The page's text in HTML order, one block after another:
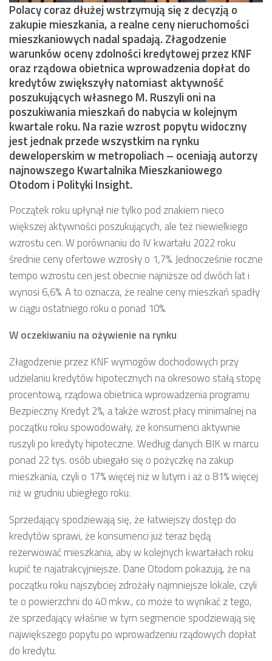
Polacy coraz dłużej wstrzymują się z decyzją o
zakupie mieszkania, a realne ceny nieruchomości
mieszkaniowych nadal spadają. Złagodzenie
warunków oceny zdolności kredytowej przez KNF
oraz rządowa obietnica wprowadzenia dopłat do
kredytów zwiększyły natomiast aktywność
poszukujących własnego M. Ruszyli oni na
poszukiwania mieszkań do nabycia w kolejnym
kwartale roku. Na razie wzrost popytu widoczny
jest jednak przede wszystkim na rynku
deweloperskim w metropoliach – oceniają autorzy
najnowszego Kwartalnika Mieszkaniowego
Otodom i Polityki Insight.
Początek roku upłynął nie tylko pod znakiem nieco
większej aktywności poszukujących, ale też niewielkiego
wzrostu cen. W porównaniu do IV kwartału 2022 roku
średnie ceny ofertowe wzrosły o 1,7%. Jednocześnie roczne
tempo wzrostu cen jest obecnie najniższe od dwóch lat i
wynosi 6,6%. A to oznacza, że realne ceny mieszkań spadły
w ciągu ostatniego roku o ponad 10%.
W oczekiwaniu na ożywienie na rynku
Złagodzenie przez KNF wymogów dochodowych przy
udzielaniu kredytów hipotecznych na okresowo stałą stopę
procentową, rządowa obietnica wprowadzenia programu
Bezpieczny Kredyt 2%, a także wzrost płacy minimalnej na
początku roku spowodowały, że konsumenci aktywnie
ruszyli po kredyty hipoteczne. Według danych BIK w marcu
ponad 22 tys. osób ubiegało się o pożyczkę na zakup
mieszkania, czyli o 17% więcej niż w lutym i aż o 81% więcej
niż w grudniu ubiegłego roku.
Sprzedający spodziewają się, że łatwiejszy dostęp do
kredytów sprawi, że konsumenci już teraz będą
rezerwować mieszkania, aby w kolejnych kwartałach roku
kupić te najatrakcyjniejsze. Dane Otodom pokazują, że na
początku roku najszybciej zdrożały najmniejsze lokale, czyli
te o powierzchni do 40 mkw., co może to wynikać z tego,
że sprzedający właśnie w tym segmencie spodziewają się
największego popytu po wprowadzeniu rządowych dopłat
do kredytu.